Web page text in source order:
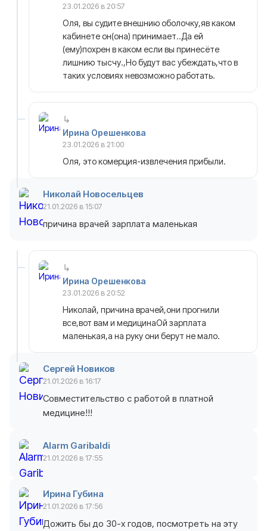
23.01.2026 в 20:57
Оля, вы судите внешнию оболочку,яв каком
кабинете он(она) принимает..Да ей
(ему)похрен в каком если вы принесёте
лишнию тысчу.,Но будут вас убеждать,что в
таких условиях невозможно работать.
Ирина Орешенкова
23.01.2026 в 21:00
Оля, это комерция-извлечения прибыли.
Николай Новосельцев
21.01.2026 в 15:07
причина врачей зарплата маленькая
Ирина Орешенкова
23.01.2026 в 20:52
Николай, причина врачей,они прогнили
все,вот вам и медицинаОй зарплата
маленькая,а на руку они берут не мало.
Сергей Новиков
21.01.2026 в 16:17
Совместительство с работой в платной
медицине!!!
Alarm Garibaldi
21.01.2026 в 17:55
Ирина Губина
21.01.2026 в 17:56
Дожить бы до 30-х годов, посмотреть на эту